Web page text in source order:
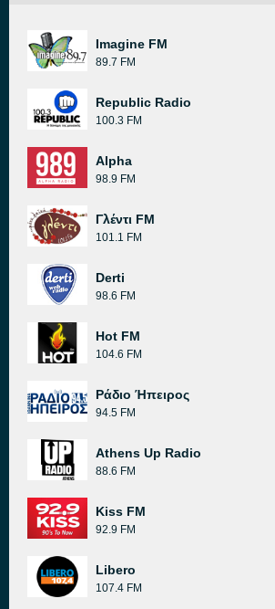
Imagine FM
89.7 FM
Republic Radio
100.3 FM
Alpha
98.9 FM
Γλέντι FM
101.1 FM
Derti
98.6 FM
Hot FM
104.6 FM
Ράδιο Ήπειρος
94.5 FM
Athens Up Radio
88.6 FM
Kiss FM
92.9 FM
Libero
107.4 FM